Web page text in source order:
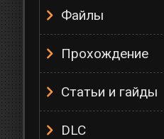
Файлы
Прохождение
Статьи и гайды
DLC